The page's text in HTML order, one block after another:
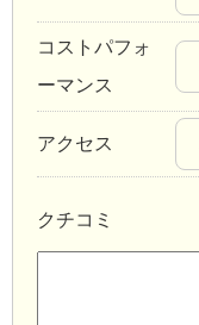
コストパフォ
ーマンス
アクセス
クチコミ